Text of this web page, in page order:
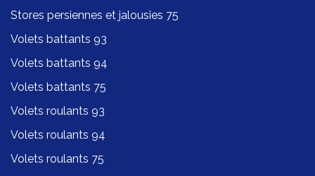
Stores persiennes et jalousies 75
Volets battants 93
Volets battants 94
Volets battants 75
Volets roulants 93
Volets roulants 94
Volets roulants 75